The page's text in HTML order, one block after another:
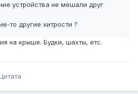
устройства не мешали друг
то другие хитрости ?
на крыше. Будки, шахты, етс.